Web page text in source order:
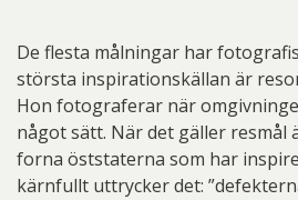
De flesta målningar har
största inspirationskällan är
Hon fotograferar när
något sätt. När det gäller resmål
forna öststaterna som har
kärnfullt uttrycker det: